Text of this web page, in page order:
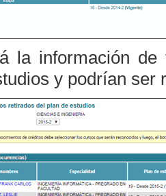
la información
y podrían ser